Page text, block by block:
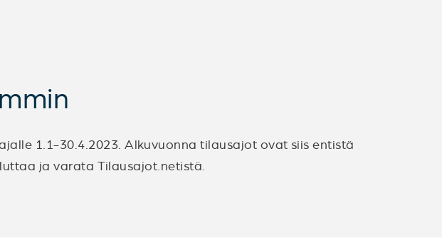
1.1-30.4.2023. Alkuvuonna tilausajot ovat siis entistä
ja varata Tilausajot.netistä.